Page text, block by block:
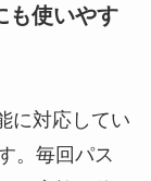
も使いやす
に対応してい
。毎回パス